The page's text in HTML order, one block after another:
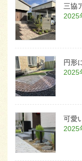
三協
2025
円形
2025
可愛
2025